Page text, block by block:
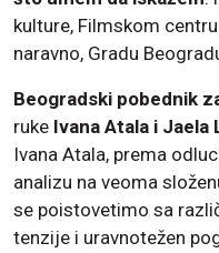
kulture, Filmskom
naravno, Gradu
Beogradski pobednik
ruke Ivana Atala i Jaela
Ivana Atala, prema
analizu na veoma
se poistovetimo sa
tenzije i uravnotežen